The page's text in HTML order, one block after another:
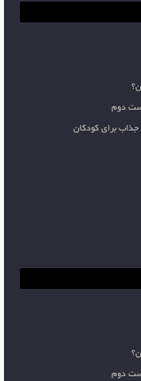
دوم
جذاب برای کودکان
دوم